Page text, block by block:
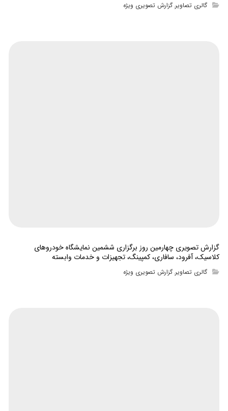
گالری تصاویر,گزارش تصویری ویژه
گزارش تصویری چهارمین روز برگزاری ششمین نمایشگاه خودروهای
کلاسیک، آفرود، سافاری، کمپینگ، تجهیزات و خدمات وابسته
گالری تصاویر,گزارش تصویری ویژه